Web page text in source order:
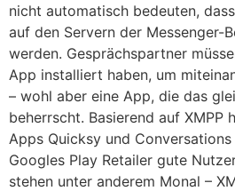
nicht automatisch bedeuten,
auf den Servern der Messenger-
werden. Gesprächspartner
App installiert haben, um
– wohl aber eine App, die das
beherrscht. Basierend auf XMPP
Apps Quicksy und
Googles Play Retailer gute
stehen unter anderem Monal –